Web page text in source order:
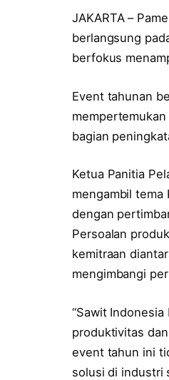
JAKARTA –
berlangsung
berfokus
Event tahunan
bagian
Ketua Panitia
mengambil tema
dengan
Persoalan
kemitraan
mengimbangi
“Sawit
produktivitas
event tahun ini
solusi di industri